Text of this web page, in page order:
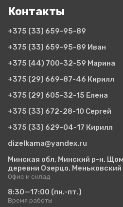
Контакты
+375 (33) 659-95-89
+375 (33) 659-95-89 Иван
+375 (44) 700-32-59 Марина
+375 (29) 669-87-46 Кирилл
+375 (29) 605-32-15 Елена
+375 (33) 672-28-10 Сергей
+375 (33) 629-04-17 Кирилл
dizelkama@yandex.ru
Минская обл, Минский р-н,
деревни Озерцо, Меньковский
Офис и склад
8:30—17:00 (пн.-пт.)
Время работы